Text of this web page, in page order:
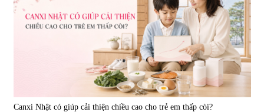
690.000 đ 1.600.000 đ
Canxi Nhật có giúp cải thiện chiều cao cho trẻ em thấp còi?